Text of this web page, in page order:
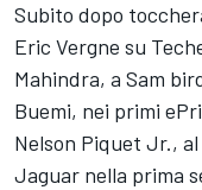
Subito dopo
Eric Vergne su
Mahindra, a Sam
Buemi, nei primi
Nelson Piquet Jr.,
Jaguar nella prima